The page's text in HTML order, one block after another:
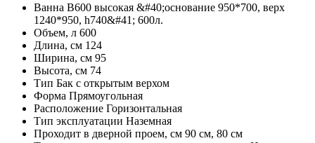
Ванна В600 высокая &#40;основание 950*700, верх
1240*950, h740&#41; 600л.
Объем, л 600
Длина, см 124
Ширина, см 95
Высота, см 74
Тип Бак с открытым верхом
Форма Прямоугольная
Расположение Горизонтальная
Тип эксплуатации Наземная
Проходит в дверной проем, см 90 см, 80 см